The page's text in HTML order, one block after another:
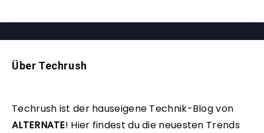
Über Techrush
Techrush ist der hauseigene Technik-Blog von
ALTERNATE! Hier findest du die neuesten Trends